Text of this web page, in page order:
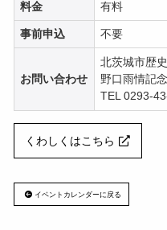
料金 有料
事前申込 不要
お問い合わせ
北茨城市歴
野口雨情記
TEL 0293-
くわしくはこちら
イベントカレンダーに戻る